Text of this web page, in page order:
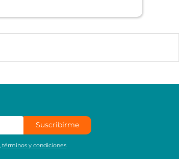
Suscribirme
,términos y condiciones